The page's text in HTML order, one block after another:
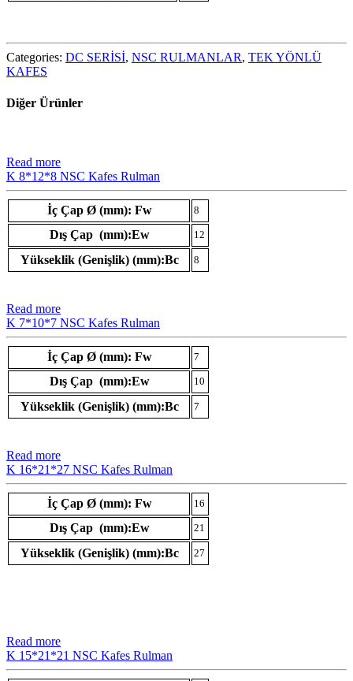
Categories: DC SERİSİ, NSC RULMANLAR, TEK YÖNLÜ
KAFES
Diğer Ürünler
Read more
K 8*12*8 NSC Kafes Rulman
İç Çap Ø (mm): Fw 8
Dış Çap (mm):Ew 12
Yükseklik (Genişlik) (mm):Bc 8
Read more
K 7*10*7 NSC Kafes Rulman
İç Çap Ø (mm): Fw 7
Dış Çap (mm):Ew 10
Yükseklik (Genişlik) (mm):Bc 7
Read more
K 16*21*27 NSC Kafes Rulman
İç Çap Ø (mm): Fw 16
Dış Çap (mm):Ew 21
Yükseklik (Genişlik) (mm):Bc 27
Read more
K 15*21*21 NSC Kafes Rulman